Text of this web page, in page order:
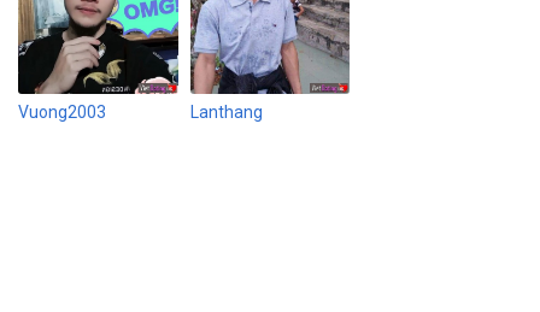
Vuong2003 Lanthang